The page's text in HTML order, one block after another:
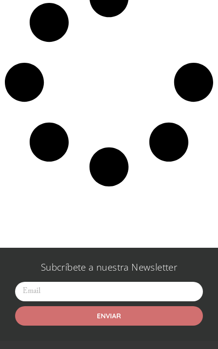
Subcríbete a nuestra Newsletter
ENVIAR